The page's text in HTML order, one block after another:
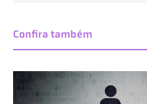
Confira também